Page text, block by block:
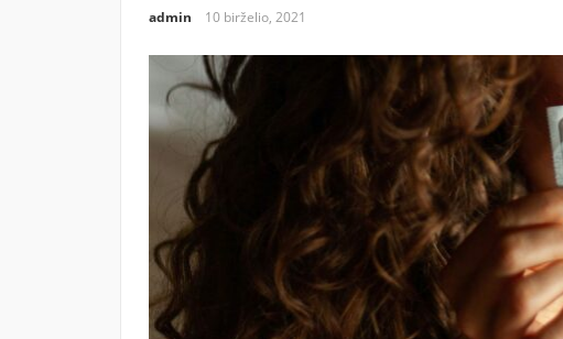
admin 10 birželio, 2021